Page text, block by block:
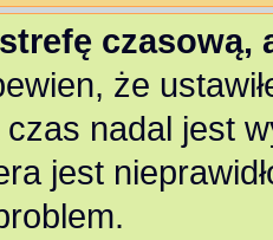
że
czas nadal jest
jest